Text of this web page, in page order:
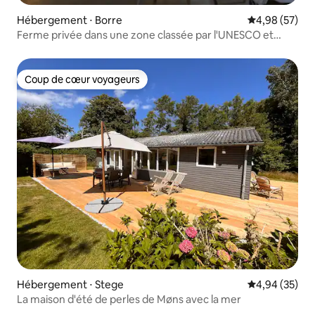
Hébergement ⋅ Borre Évaluation
4,98 (57)
Ferme privée dans une zone classée par l'UNESCO et
Coup de cœur voyageurs
Coup de cœur voyageurs
Hébergement ⋅ Stege Évaluation
4,94 (35)
La maison d'été de perles de Møns avec la mer